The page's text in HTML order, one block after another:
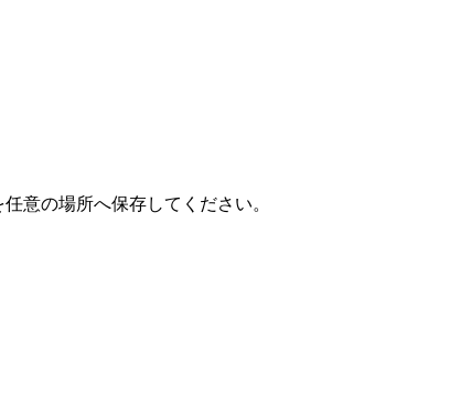
意の場所へ保存してください。